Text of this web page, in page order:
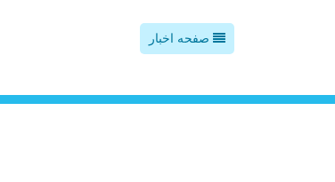
صفحه اخبار